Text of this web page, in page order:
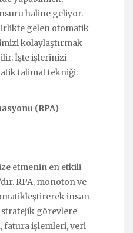
haline geliyor.
gelen otomatik
kolaylaştırmak
İşte işlerinizi
talimat tekniği:
(RPA)
etmenin en etkili
RPA, monoton ve
insan
stratejik görevlere
fatura işlemleri, veri